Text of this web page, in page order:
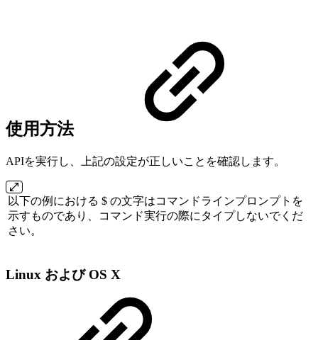
使用方法
APIを実行し、上記の設定が正しいことを確認します。
以下の例における $ の文字はコマンドラインプロンプトを
示すものであり、コマンド実行の際にタイプしないでくだ
さい。
Linux および OS X